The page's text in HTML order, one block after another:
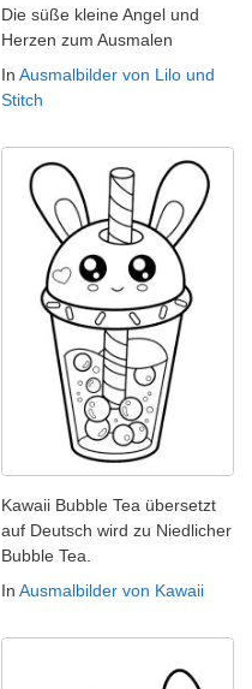
Die süße kleine Angel und
Herzen zum Ausmalen
In Ausmalbilder von Lilo und
Stitch
Kawaii Bubble Tea übersetzt
auf Deutsch wird zu Niedlicher
Bubble Tea.
In Ausmalbilder von Kawaii